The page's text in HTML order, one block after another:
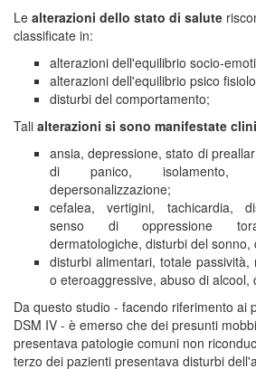
Le alterazioni dello stato di salute
classificate in:
alterazioni dell'equilibrio socio-
alterazioni dell'equilibrio psico
disturbi del comportamento;
Tali alterazioni si sono manifestate
ansia, depressione, stato di
di panico, isolamento,
depersonalizzazione;
cefalea, vertigini, tachicardia,
senso di oppressione
dermatologiche, disturbi del sonno,
disturbi alimentari, totale
o eteroaggressive, abuso di alcool,
Da questo studio - facendo riferimento ai
DSM IV - è emerso che dei presunti
presentava patologie comuni non
terzo dei pazienti presentava disturbi